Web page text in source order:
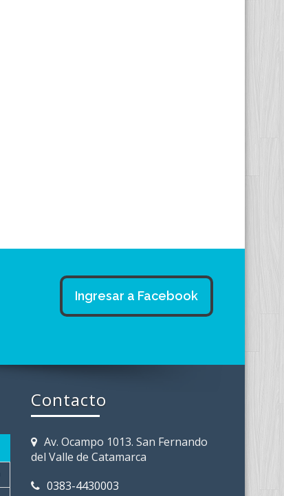
Ingresar a Facebook
Contacto
Av. Ocampo 1013. San Fernando
del Valle de Catamarca
0383-4430003